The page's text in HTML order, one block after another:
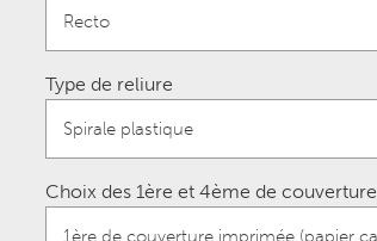
Type de reliure
Choix des 1ère et 4ème de couverture